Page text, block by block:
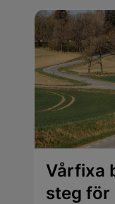
Vårfixa
steg för